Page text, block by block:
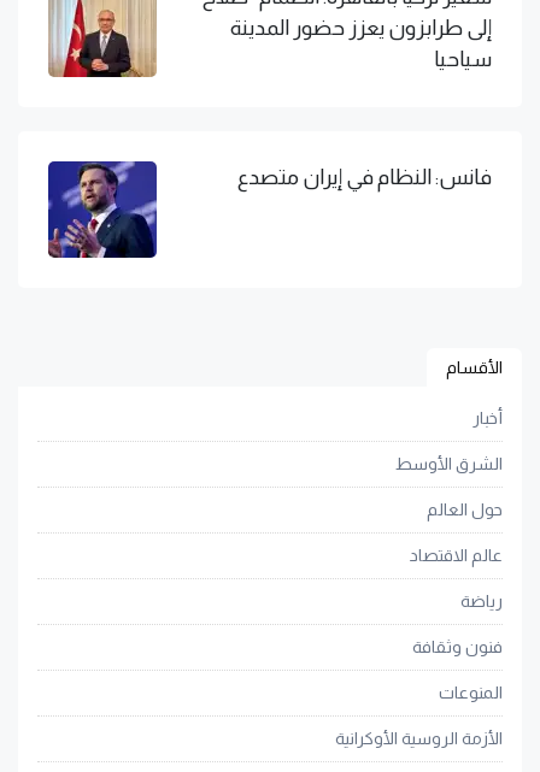
إلى طرابزون يعزز حضور المدينة
سياحيا
فانس: النظام في إيران متصدع
الأقسام
أخبار
الشرق الأوسط
حول العالم
عالم الاقتصاد
رياضة
فنون وثقافة
المنوعات
الأزمة الروسية الأوكرانية